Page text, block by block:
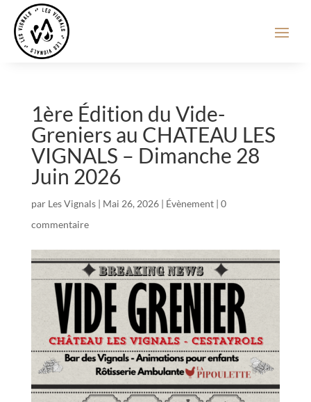
1ère Édition du Vide-
Greniers au CHATEAU LES
VIGNALS – Dimanche 28
Juin 2026
par Les Vignals| Mai 26, 2026| Évènement| 0
commentaire